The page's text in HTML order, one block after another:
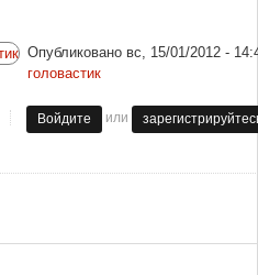
Опубликовано вс, 15/01/2012 -
головастик
Войдите или